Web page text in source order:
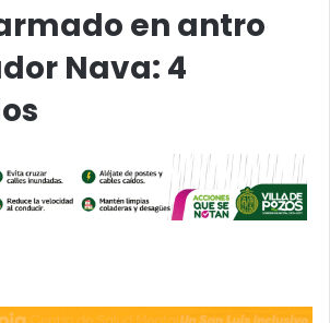
en antro
Nava: 4